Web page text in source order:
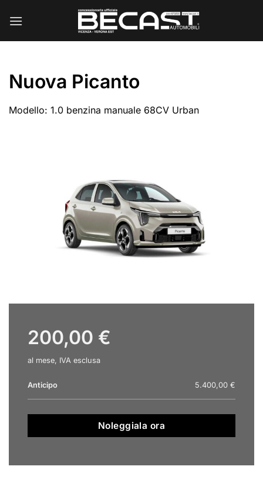
Nuova Picanto
Modello: 1.0 benzina manuale 68CV Urban
200,00 €
al mese, IVA esclusa
Anticipo 5.400,00 €
Noleggiala ora